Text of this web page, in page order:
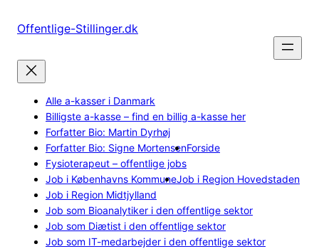
Offentlige-Stillinger.dk
Alle a-kasser i Danmark
Billigste a-kasse – find en billig a-kasse her
Forfatter Bio: Martin Dyrhøj
Forfatter Bio: Signe MortensenForside
Fysioterapeut – offentlige jobs
Job i Københavns KommuneJob i Region Hovedstaden
Job i Region Midtjylland
Job som Bioanalytiker i den offentlige sektor
Job som Diætist i den offentlige sektor
Job som IT-medarbejder i den offentlige sektor